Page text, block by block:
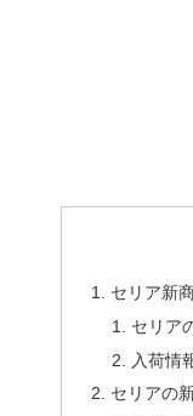
セリア新
セリア
入荷情
セリアの